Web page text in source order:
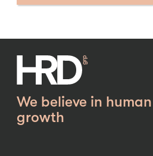
We believe in
growth